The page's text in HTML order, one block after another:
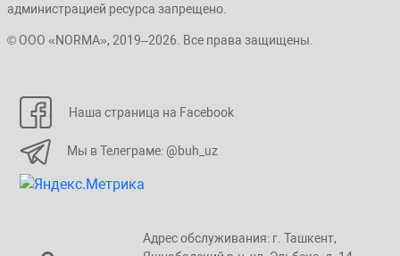
администрацией ресурса запрещено.
© ООО «NORMA», 2019–2026. Все права защищены.
Наша страница на Facebook
Мы в Телеграме: @buh_uz
Адрес обслуживания: г. Taшкент,